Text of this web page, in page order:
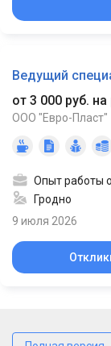
Ведущий
от 3 000 руб. на
ООО "Евро-Пласт"
Опыт работы
Гродно
9 июля 2026